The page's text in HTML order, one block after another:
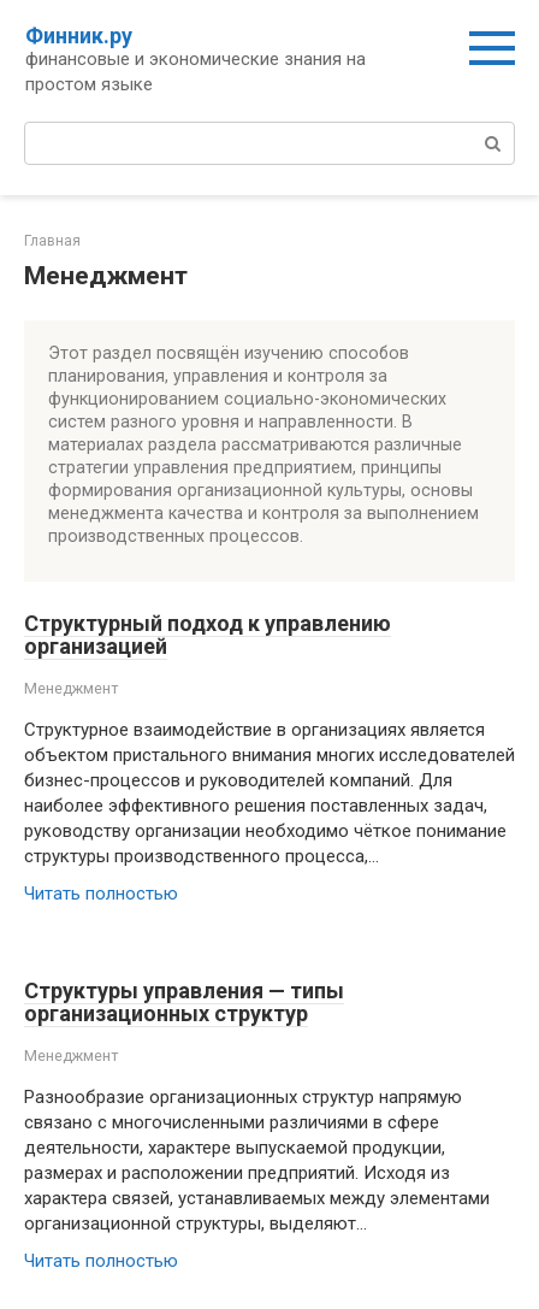
контенту
Финник.ру
финансовые и экономические знания на
простом языке
Поиск:
Главная
Менеджмент
Этот раздел посвящён изучению способов
планирования, управления и контроля за
функционированием социально-экономических
систем разного уровня и направленности. В
материалах раздела рассматриваются различные
стратегии управления предприятием, принципы
формирования организационной культуры, основы
менеджмента качества и контроля за выполнением
производственных процессов.
Структурный подход к управлению
организацией
Менеджмент
Структурное взаимодействие в организациях является
объектом пристального внимания многих исследователей
бизнес-процессов и руководителей компаний. Для
наиболее эффективного решения поставленных задач,
руководству организации необходимо чёткое понимание
структуры производственного процесса,…
Читать полностью
Структуры управления — типы
организационных структур
Менеджмент
Разнообразие организационных структур напрямую
связано с многочисленными различиями в сфере
деятельности, характере выпускаемой продукции,
размерах и расположении предприятий. Исходя из
характера связей, устанавливаемых между элементами
организационной структуры, выделяют…
Читать полностью